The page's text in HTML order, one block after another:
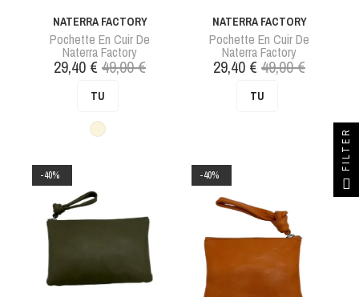
NATERRA FACTORY
Pochette En Cuir De
Naterra Factory
Prix
29,40 € Prix
base
49,00 €
TU
Crème
NATERRA FACTORY
Pochette En Cuir De
Naterra Factory
Prix
29,40 € Prix
base
49,00 €
TU
-40% -40%
FILTER